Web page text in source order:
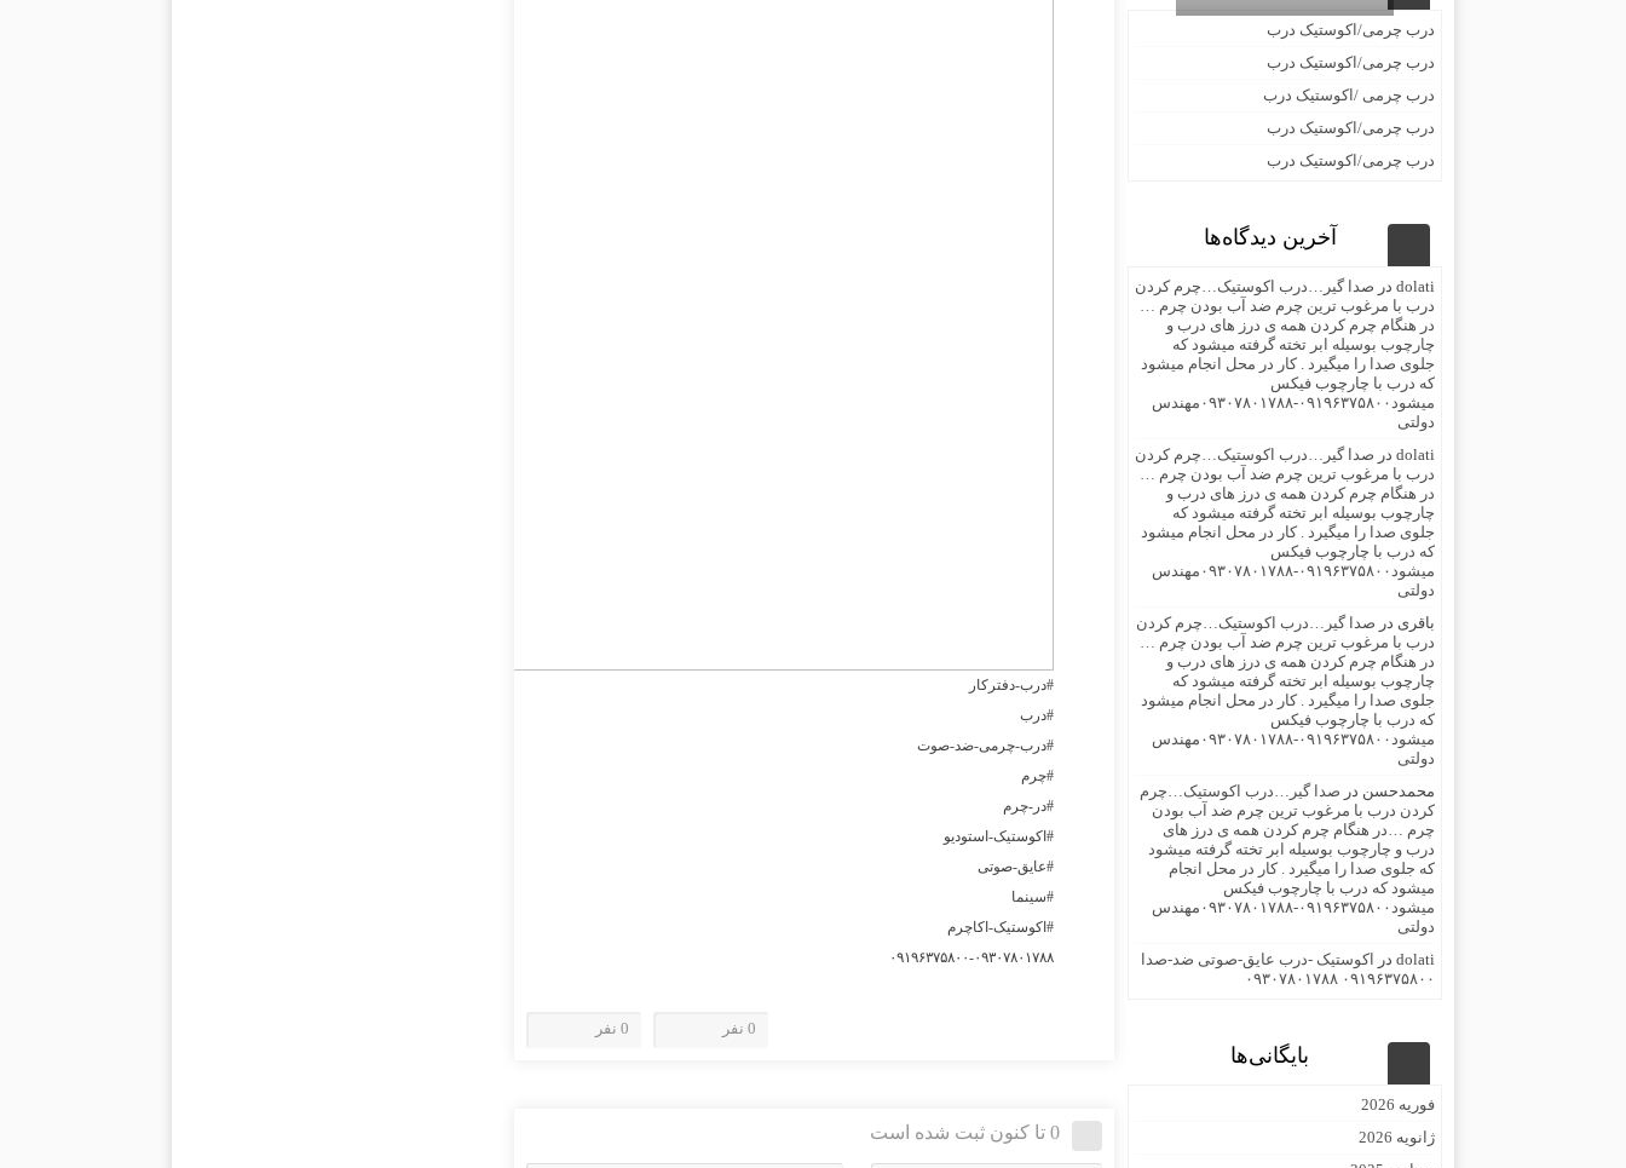
#درب-دفترکار
#درب
#درب-چرمی-ضد-صوت
#چرم
#در-چرم
#اکوستیک-استودیو
#عایق-صوتی
#سینما
#اکوستیک-اکاچرم
۰۹۱۹۶۳۷۵۸۰۰-۰۹۳۰۷۸۰۱۷۸۸
0 نفر 0 نفر
0 تا کنون ثبت شده است
درب چرمی/اکوستیک درب
درب چرمی/اکوستیک درب
درب چرمی /اکوستیک درب
درب چرمی/اکوستیک درب
درب چرمی/اکوستیک درب
آخرین دیدگاه‌ها
dolati در صدا گیر…درب اکوستیک…چرم کردن
درب با مرغوب ترین چرم ضد آب بودن چرم …
در هنگام چرم کردن همه ی درز های درب و
چارچوب بوسیله ابر تخته گرفته میشود که
جلوی صدا را میگیرد . کار در محل انجام میشود
که درب با چارچوب فیکس
میشود۰۹۱۹۶۳۷۵۸۰۰-۰۹۳۰۷۸۰۱۷۸۸مهندس
دولتی
dolati در صدا گیر…درب اکوستیک…چرم کردن
درب با مرغوب ترین چرم ضد آب بودن چرم …
در هنگام چرم کردن همه ی درز های درب و
چارچوب بوسیله ابر تخته گرفته میشود که
جلوی صدا را میگیرد . کار در محل انجام میشود
که درب با چارچوب فیکس
میشود۰۹۱۹۶۳۷۵۸۰۰-۰۹۳۰۷۸۰۱۷۸۸مهندس
دولتی
باقری در صدا گیر…درب اکوستیک…چرم کردن
درب با مرغوب ترین چرم ضد آب بودن چرم …
در هنگام چرم کردن همه ی درز های درب و
چارچوب بوسیله ابر تخته گرفته میشود که
جلوی صدا را میگیرد . کار در محل انجام میشود
که درب با چارچوب فیکس
میشود۰۹۱۹۶۳۷۵۸۰۰-۰۹۳۰۷۸۰۱۷۸۸مهندس
دولتی
محمدحسن در صدا گیر…درب اکوستیک…چرم
کردن درب با مرغوب ترین چرم ضد آب بودن
چرم …در هنگام چرم کردن همه ی درز های
درب و چارچوب بوسیله ابر تخته گرفته میشود
که جلوی صدا را میگیرد . کار در محل انجام
میشود که درب با چارچوب فیکس
میشود۰۹۱۹۶۳۷۵۸۰۰-۰۹۳۰۷۸۰۱۷۸۸مهندس
دولتی
dolati در
اکوستیک -درب عایق-صوتی ضد-صدا
۰۹۱۹۶۳۷۵۸۰۰ ۰۹۳۰۷۸۰۱۷۸۸
بایگانی‌ها
فوریه 2026
ژانویه 2026